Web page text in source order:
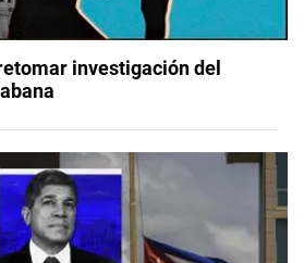
investigación del